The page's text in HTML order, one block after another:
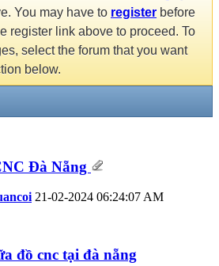
You may have to register before
register link above to proceed. To
select the forum that you want
below.
Đà Nẵng
21-02-2024 06:24:07 AM
đồ cnc tại đà nẵng